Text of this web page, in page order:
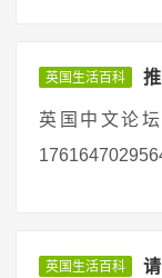
英国生活百科
英国中文论
英国生活百科